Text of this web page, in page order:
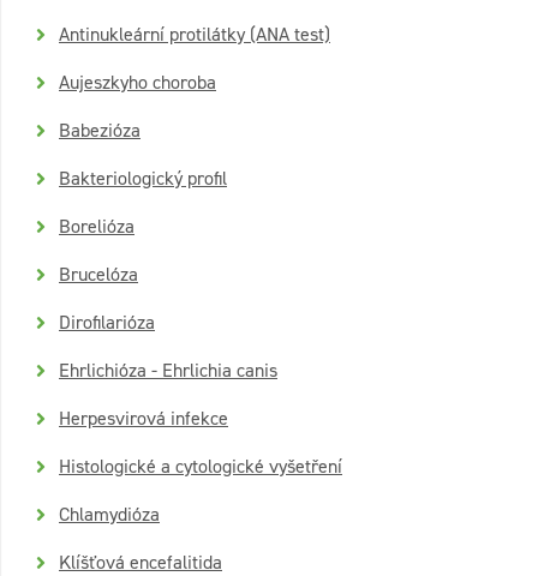
Antinukleární protilátky (ANA test)
Aujeszkyho choroba
Babezióza
Bakteriologický profil
Borelióza
Brucelóza
Dirofilarióza
Ehrlichióza - Ehrlichia canis
Herpesvirová infekce
Histologické a cytologické vyšetření
Chlamydióza
Klíšťová encefalitida